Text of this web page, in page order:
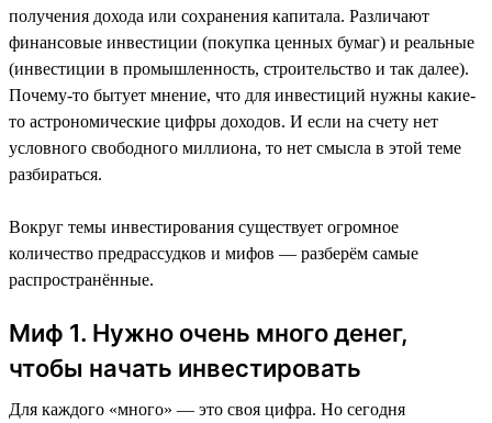
получения дохода или сохранения капитала. Различают
финансовые инвестиции (покупка ценных бумаг) и реальные
(инвестиции в промышленность, строительство и так далее).
Почему-то бытует мнение, что для инвестиций нужны какие-
то астрономические цифры доходов. И если на счету нет
условного свободного миллиона, то нет смысла в этой теме
разбираться.
Вокруг темы инвестирования существует огромное
количество предрассудков и мифов — разберём самые
распространённые.
Миф 1. Нужно очень много денег,
чтобы начать инвестировать
Для каждого «много» — это своя цифра. Но сегодня